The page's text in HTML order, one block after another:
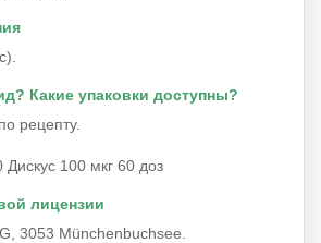
Какие упаковки доступны?
рецепту.
Дискус 100 мкг 60 доз
лицензии
3053 Münchenbuchsee.